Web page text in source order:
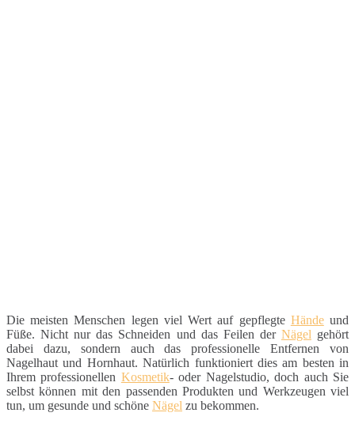
Die meisten Menschen legen viel Wert auf gepflegte Händeund
Füße. Nicht nur das Schneiden und das Feilen der Nägel gehört
dabei dazu, sondern auch das professionelle Entfernen von
Nagelhaut und Hornhaut. Natürlich funktioniert dies am besten in
Ihrem professionellen Kosmetik- oder Nagelstudio, doch auch Sie
selbst können mit den passenden Produkten und Werkzeugen viel
tun, um gesunde und schöne Nägel zu bekommen.